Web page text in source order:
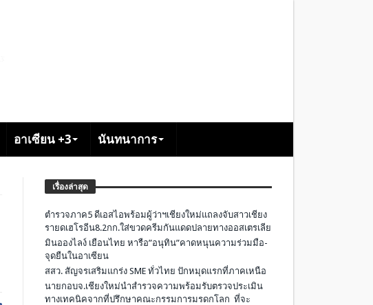
อาเซียน +3 นันทนาการ
เรื่องล่าสุด
ตำรวจภาค5 ดีเอสไอพร้อมผู้ว่าฯเชียงใหม่แถลงจับสาวเชียง
รายดเฮโรอีน8.2กก.ใส่ขวดครีมกันแดดปลายทางออสเตรเลีย
มินอองไลง์ เยือนไทย หารือ”อนุทิน”คาดหนุนความร่วมมือ-
จุดยืนในอาเซียน
สสว. สัญจรเสริมแกร่ง SME ทั่วไทย ปักหมุดแรกที่ภาคเหนือ
นายกอบจ.เชียงใหม่นำสำรวจความพร้อมรับตรวจประเมิน
ทางเทคนิคจากที่ปรึกษาคณะกรรมการมรดกโลก ที่จะ